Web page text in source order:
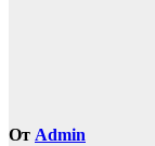
От Admin